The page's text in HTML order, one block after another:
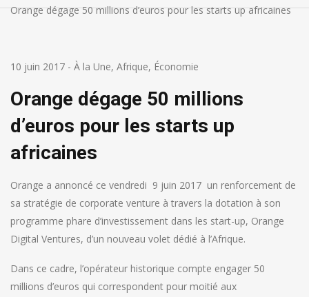
Orange dégage 50 millions d’euros pour les starts up africaines
10 juin 2017 - À la Une, Afrique, Économie
Orange dégage 50 millions
d’euros pour les starts up
africaines
Orange a annoncé ce vendredi 9 juin 2017 un renforcement de
sa stratégie de corporate venture à travers la dotation à son
programme phare d’investissement dans les start-up, Orange
Digital Ventures, d’un nouveau volet dédié à l’Afrique.
Dans ce cadre, l’opérateur historique compte engager 50
millions d’euros qui correspondent pour moitié aux